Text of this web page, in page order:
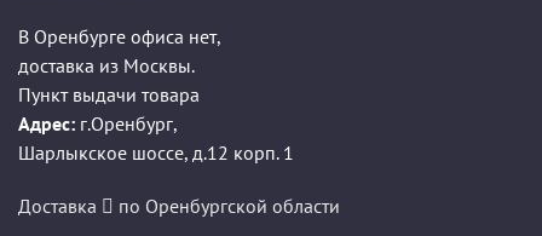
В Оренбурге офиса нет,
доставка из Москвы.
Пункт выдачи товара
Адрес: г.Оренбург,
Шарлыкское шоссе, д.12 корп. 1
Доставка по Оренбургской области